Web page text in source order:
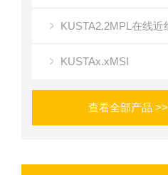
KUSTAx.xMSI
查看全部产品 >>